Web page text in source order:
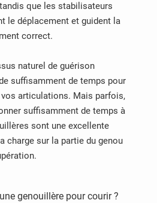
que les stabilisateurs
le déplacement et guident la
correct.
naturel de guérison
suffisamment de temps pour
articulations. Mais parfois,
suffisamment de temps à
sont une excellente
charge sur la partie du genou
genouillère pour courir ?